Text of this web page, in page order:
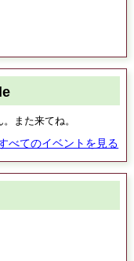
また来てね。
べてのイベントを見る